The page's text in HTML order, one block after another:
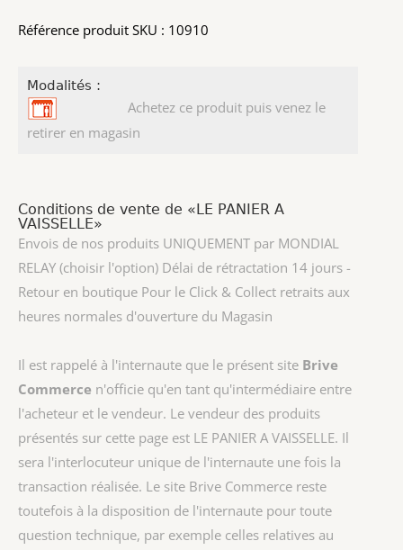
Référence produit SKU : 10910
Modalités :
Achetez ce produit puis venez le
retirer en magasin
Conditions de vente de «LE PANIER A
VAISSELLE»
Envois de nos produits UNIQUEMENT par MONDIAL
RELAY (choisir l'option) Délai de rétractation 14 jours -
Retour en boutique Pour le Click & Collect retraits aux
heures normales d'ouverture du Magasin
Il est rappelé à l'internaute que le présent site Brive
Commerce n'officie qu'en tant qu'intermédiaire entre
l'acheteur et le vendeur. Le vendeur des produits
présentés sur cette page est LE PANIER A VAISSELLE. Il
sera l'interlocuteur unique de l'internaute une fois la
transaction réalisée. Le site Brive Commerce reste
toutefois à la disposition de l'internaute pour toute
question technique, par exemple celles relatives au